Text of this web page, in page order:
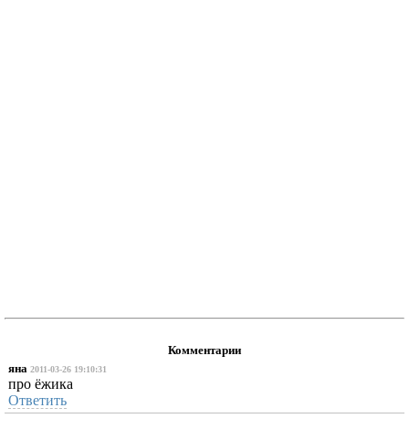
Комментарии
яна 2011-03-26 19:10:31
про ёжика
Ответить